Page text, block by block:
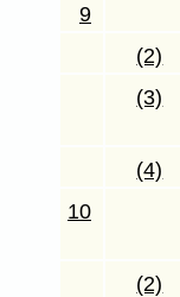
9
(2)
(3)
(4)
10
(2)